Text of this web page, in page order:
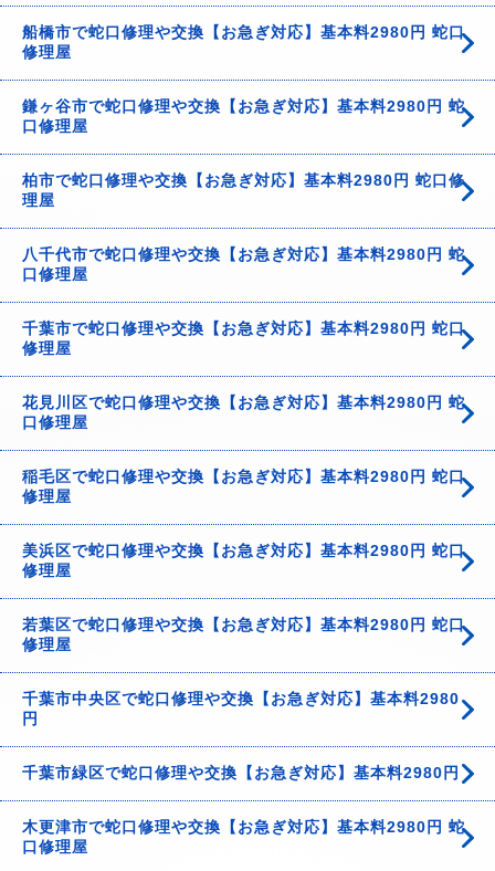
船橋市で蛇口修理や交換【お急ぎ対応】基本料2980円 蛇口
修理屋
鎌ヶ谷市で蛇口修理や交換【お急ぎ対応】基本料2980円 蛇
口修理屋
柏市で蛇口修理や交換【お急ぎ対応】基本料2980円 蛇口修
理屋
八千代市で蛇口修理や交換【お急ぎ対応】基本料2980円 蛇
口修理屋
千葉市で蛇口修理や交換【お急ぎ対応】基本料2980円 蛇口
修理屋
花見川区で蛇口修理や交換【お急ぎ対応】基本料2980円 蛇
口修理屋
稲毛区で蛇口修理や交換【お急ぎ対応】基本料2980円 蛇口
修理屋
美浜区で蛇口修理や交換【お急ぎ対応】基本料2980円 蛇口
修理屋
若葉区で蛇口修理や交換【お急ぎ対応】基本料2980円 蛇口
修理屋
千葉市中央区で蛇口修理や交換【お急ぎ対応】基本料2980
円
千葉市緑区で蛇口修理や交換【お急ぎ対応】基本料2980円
木更津市で蛇口修理や交換【お急ぎ対応】基本料2980円 蛇
口修理屋